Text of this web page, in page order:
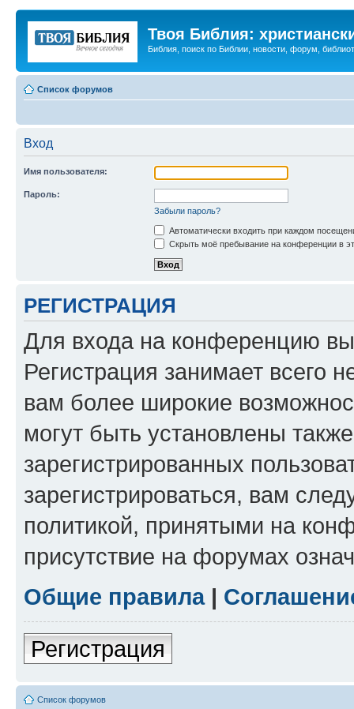
Твоя Библия:
Библия, поиск по Библии, новости, форум,
Список форумов
Вход
Имя пользователя:
Пароль:
Забыли пароль?
Автоматически входить при каждом
Скрыть моё пребывание на конференции в
РЕГИСТРАЦИЯ
Для входа на конференцию
Регистрация занимает всего
вам более широкие
могут быть установлены
зарегистрированных
зарегистрироваться, вам
политикой, принятыми на
присутствие на форумах
Общие правила|
Регистрация
Список форумов